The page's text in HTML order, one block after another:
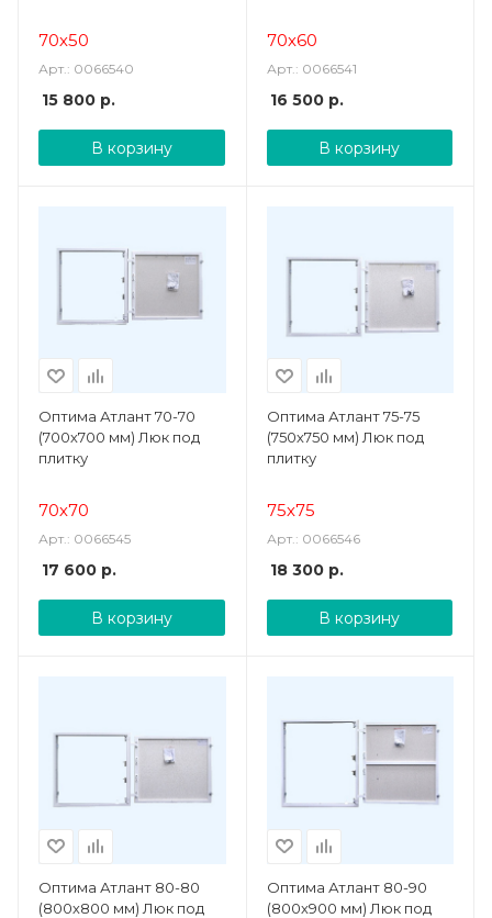
70х50
Арт.: 0066540
15 800 р.
В корзину
70х60
Арт.: 0066541
16 500р.
В корзину
Оптима Атлант 70-70
(700х700 мм) Люк под
плитку
70х70
Арт.: 0066545
17 600 р.
В корзину
Оптима Атлант 75-75
(750х750 мм) Люк под
плитку
75х75
Арт.: 0066546
18 300р.
В корзину
Оптима Атлант 80-80
(800х800 мм) Люк под
Оптима Атлант 80-90
(800х900 мм) Люк под